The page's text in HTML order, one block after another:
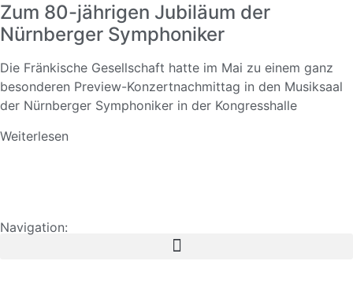
Zum 80-jährigen Jubiläum der
Nürnberger Symphoniker
Die Fränkische Gesellschaft hatte im Mai zu einem ganz
besonderen Preview-Konzertnachmittag in den Musiksaal
der Nürnberger Symphoniker in der Kongresshalle
Weiterlesen
Navigation: